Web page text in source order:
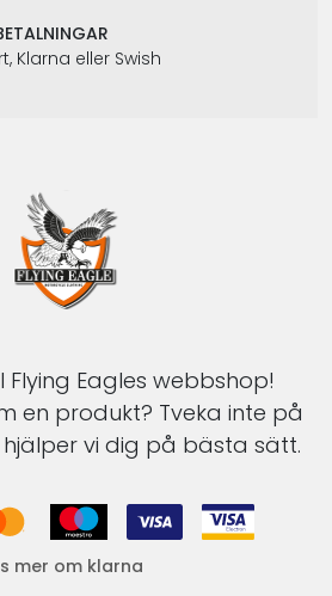
Klarna eller Swish
Flying Eagles webbshop!
en produkt? Tveka inte på
vi dig på bästa sätt.
mer om klarna